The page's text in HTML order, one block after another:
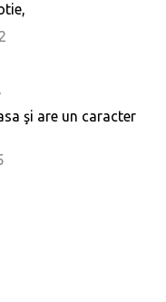
şi are un caracter